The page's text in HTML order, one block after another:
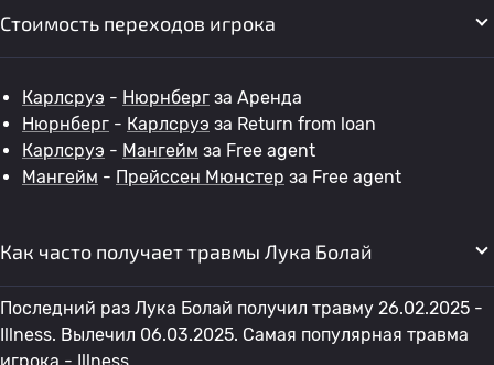
Стоимость переходов игрока
Карлсруэ - Нюрнберг за Аренда
Нюрнберг - Карлсруэ за Return from loan
Карлсруэ - Мангейм за Free agent
Мангейм - Прейссен Мюнстер за Free agent
Как часто получает травмы Лука Болай
Последний раз Лука Болай получил травму 26.02.2025 -
Illness. Вылечил 06.03.2025. Самая популярная травма